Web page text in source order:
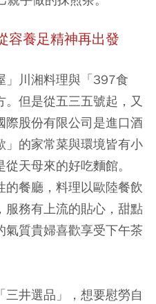
養足精神再出發
」川湘料理與「397食
但是從五三五號起，又
際股份有限公司是進口酒
」的家常菜與環境皆有小
天母來的好吃麵館。
的餐廳，料理以歐陸餐飲
服務有上流的貼心，甜點
氣質貴婦喜歡享受下午茶
井選品」，想要慰勞自